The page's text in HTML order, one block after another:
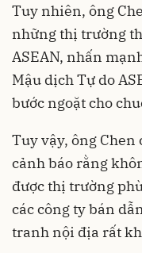
Tuy nhiên, ông
những thị trường
ASEAN, nhấn
Mậu dịch Tự do
bước ngoặt cho
Tuy vậy, ông
cảnh báo rằng
được thị trường
các công ty bán
tranh nội địa rất